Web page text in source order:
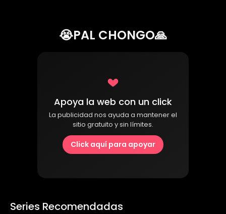
😭PAL CHONGO🙏
Apoya la web con un click
La publicidad nos ayuda a mantener el
sitio gratuito y sin límites.
Click aquí para apoyar
Series Recomendadas